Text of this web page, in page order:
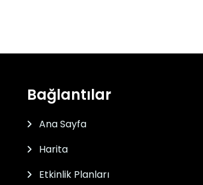
Bağlantılar
Ana Sayfa
Harita
Etkinlik Planları